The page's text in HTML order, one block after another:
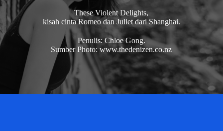
These Violent Delights,
kisah cinta Romeo dan Juliet dari Shanghai.
Penulis: Chloe Gong.
Sumber Photo: www.thedenizen.co.nz